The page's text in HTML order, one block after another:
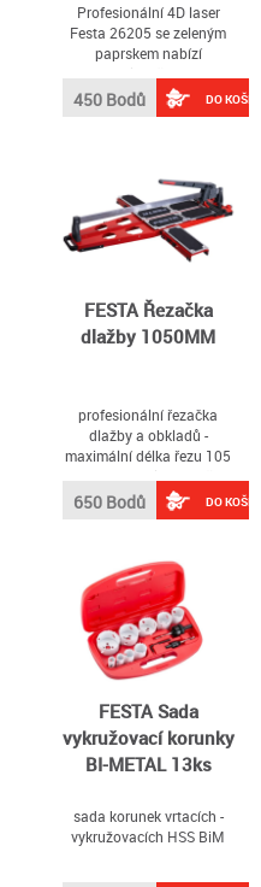
Profesionální 4D laser
Festa 26205 se zeleným
paprskem nabízí
maximální přesnost a
viditelnost ve všech
rovinách
450 Bodů DO KOŠÍKU
FESTA Řezačka
dlažby 1050MM
profesionální řezačka
dlažby a obkladů -
maximální délka řezu 105
cm maximální rozměr
dlaždice pro diagonální řez
- 74 x 74 cm pevná 12 mm
přesné vedení hlavy v řezu
pojezdová řezná hlava
řezačky se 12ti ložisky pro
plynulý pojezd při řezu
masivní páka s
ergonomickou rukojetí -
síla lomu až 1200 kg řezné
kolečko je vyrobeno z
vysoce odolného materiálu
wolfram - molybden s
povlakem Nitridu Titanu,
životnost ostří kolečka,
rozměry - průměr 22 mm,
650 Bodů DO KOŠÍKU
FESTA Sada
vykružovací korunky
BI-METAL 13ks
sada korunek vrtacích -
vykružovacích HSS BiM